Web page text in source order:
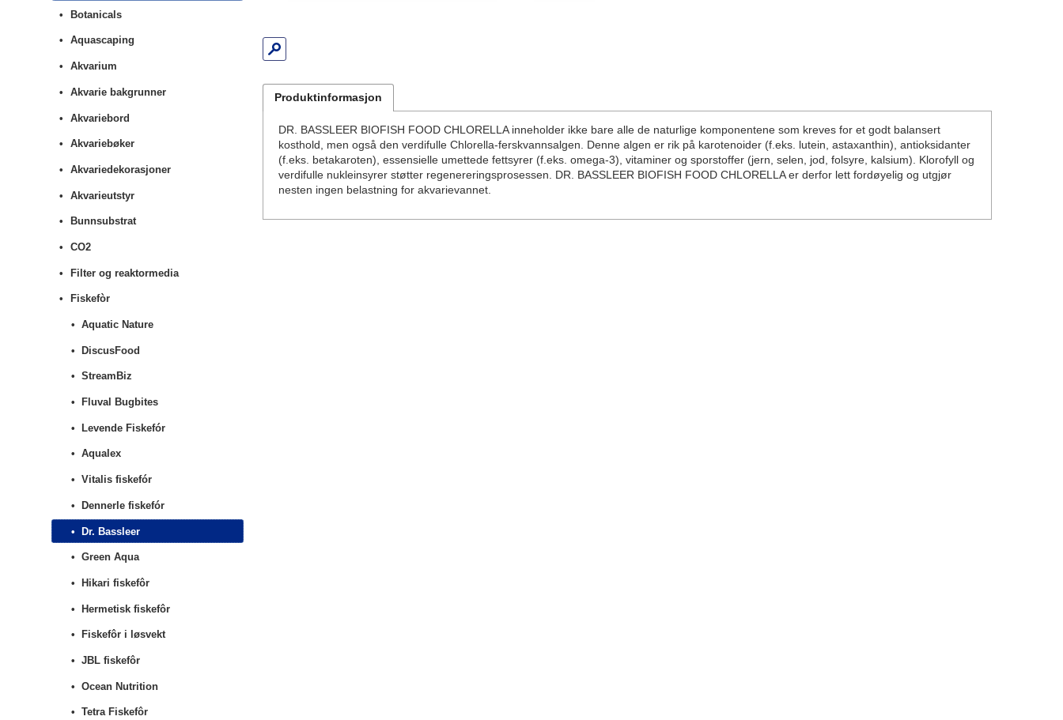
Produktinformasjon
DR. BASSLEER BIOFISH FOOD CHLORELLA inneholder ikke bare alle de naturlige komponentene som kreves for et godt balansert
kosthold, men også den verdifulle Chlorella-ferskvannsalgen. Denne algen er rik på karotenoider (f.eks. lutein, astaxanthin), antioksidanter
(f.eks. betakaroten), essensielle umettede fettsyrer (f.eks. omega-3), vitaminer og sporstoffer (jern, selen, jod, folsyre, kalsium). Klorofyll og
verdifulle nukleinsyrer støtter regenereringsprosessen. DR. BASSLEER BIOFISH FOOD CHLORELLA er derfor lett fordøyelig og utgjør
nesten ingen belastning for akvarievannet.
Botanicals
Aquascaping
Akvarium
Akvarie bakgrunner
Akvariebord
Akvariebøker
Akvariedekorasjoner
Akvarieutstyr
Bunnsubstrat
CO2
Filter og reaktormedia
Fiskefòr
Aquatic Nature
DiscusFood
StreamBiz
Fluval Bugbites
Levende Fiskefór
Aqualex
Vitalis fiskefór
Dennerle fiskefór
Dr. Bassleer
Green Aqua
Hikari fiskefôr
Hermetisk fiskefôr
Fiskefôr i løsvekt
JBL fiskefôr
Ocean Nutrition
Tetra Fiskefôr